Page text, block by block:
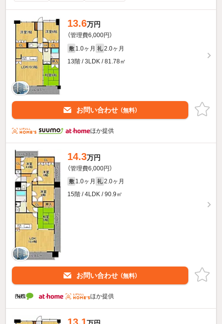
13.6万円
（管理費6,000円）
敷 1.0ヶ月 礼 2.0ヶ月
13階 / 3LDK / 81.78㎡
お問い合わせ （無料）
ほか提供
14.3万円
（管理費6,000円）
敷 1.0ヶ月 礼 2.0ヶ月
15階 / 4LDK / 90.9㎡
お問い合わせ （無料）
ほか提供